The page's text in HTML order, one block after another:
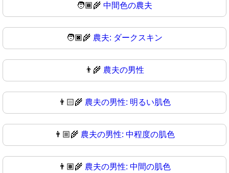
🧑🏾‍🌾 中間色の農夫
🧑🏿‍🌾 農夫: ダークスキン
👨‍🌾 農夫の男性
👨🏻‍🌾 農夫の男性: 明るい肌色
👨🏼‍🌾 農夫の男性: 中程度の肌色
👨🏽‍🌾 農夫の男性: 中間の肌色